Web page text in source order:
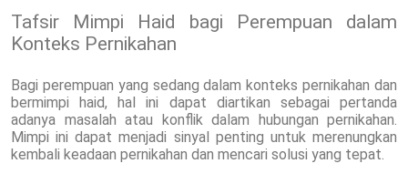
Tafsir Mimpi Haid bagi Perempuan dalam
Konteks Pernikahan
Bagi perempuan yang sedang dalam konteks pernikahan dan
bermimpi haid, hal ini dapat diartikan sebagai pertanda
adanya masalah atau konflik dalam hubungan pernikahan.
Mimpi ini dapat menjadi sinyal penting untuk merenungkan
kembali keadaan pernikahan dan mencari solusi yang tepat.